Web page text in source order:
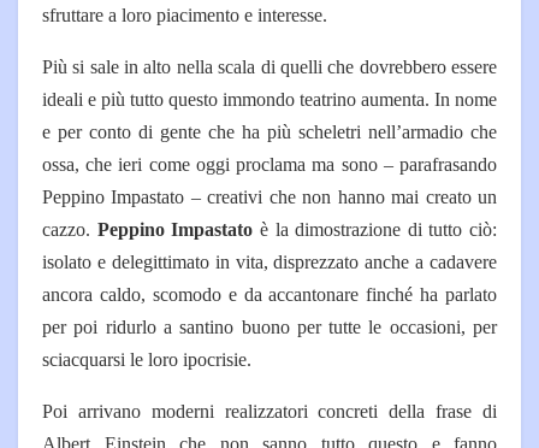
sfruttare a loro piacimento e interesse.
Più si sale in alto nella scala di quelli che dovrebbero essere
ideali e più tutto questo immondo teatrino aumenta. In nome
e per conto di gente che ha più scheletri nell’armadio che
ossa, che ieri come oggi proclama ma sono – parafrasando
Peppino Impastato – creativi che non hanno mai creato un
cazzo. Peppino Impastato è la dimostrazione di tutto ciò:
isolato e delegittimato in vita, disprezzato anche a cadavere
ancora caldo, scomodo e da accantonare finché ha parlato
per poi ridurlo a santino buono per tutte le occasioni, per
sciacquarsi le loro ipocrisie.
Poi arrivano moderni realizzatori concreti della frase di
Albert Einstein che non sanno tutto questo e fanno